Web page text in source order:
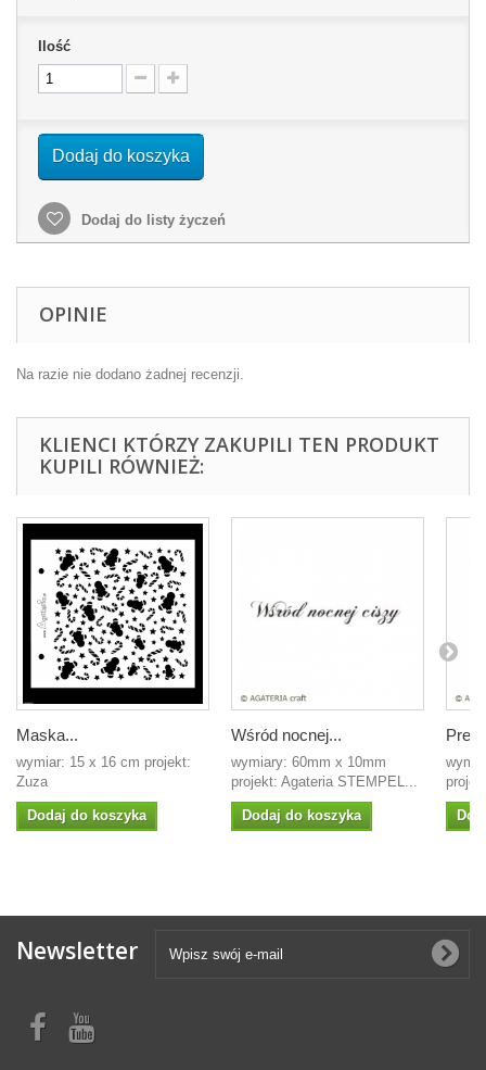
Ilość
Dodaj do koszyka
Dodaj do listy życzeń
OPINIE
Na razie nie dodano żadnej recenzji.
KLIENCI KTÓRZY ZAKUPILI TEN PRODUKT
KUPILI RÓWNIEŻ:
Maska...
wymiar: 15 x 16 cm projekt:
Zuza
Dodaj do koszyka
Wśród nocnej...
wymiary: 60mm x 10mm
projekt: Agateria STEMPEL...
Dodaj do koszyka
Newsletter